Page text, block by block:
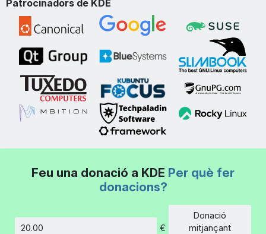
Patrocinadors de KDE
Feu una donació a KDE Per què fer
donacions?
€
Donació
mitjançant